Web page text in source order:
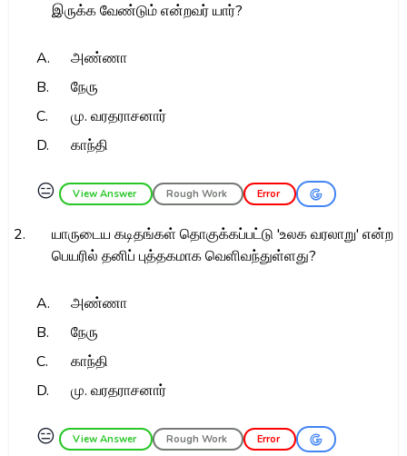
இருக்க வேண்டும் என்றவர் யார்?
A.
அண்ணா
B.
நேரு
C.
மு. வரதராசனார்
D.
காந்தி
😑 View Answer Rough Work Error
2.
யாருடைய கடிதங்கள் தொகுக்கப்பட்டு 'உலக வரலாறு' என்ற
பெயரில் தனிப் புத்தகமாக வெளிவந்துள்ளது?
A.
அண்ணா
B.
நேரு
C.
காந்தி
D.
மு. வரதராசனார்
😑 View Answer Rough Work Error